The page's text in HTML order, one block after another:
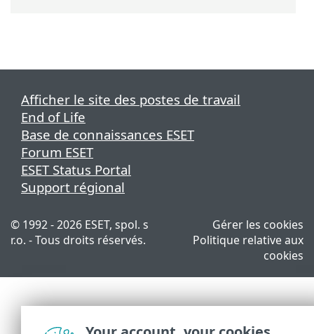
Afficher le site des postes de travail
End of Life
Base de connaissances ESET
Forum ESET
ESET Status Portal
Support régional
© 1992 - 2026 ESET, spol. s
r.o. - Tous droits réservés.
Gérer les cookies
Politique relative aux
cookies